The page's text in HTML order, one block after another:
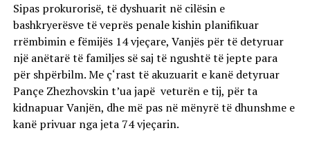
Sipas prokurorisë, të dyshuarit në cilësin e
bashkryerësve të veprës penale kishin planifikuar
rrëmbimin e fëmijës 14 vjeçare, Vanjës për të detyruar
një anëtarë të familjes së saj të ngushtë të jepte para
për shpërbilm. Me ç‘rast të akuzuarit e kanë detyruar
Pançe Zhezhovskin t’ua japë veturën e tij, për ta
kidnapuar Vanjën, dhe më pas në mënyrë të dhunshme e
kanë privuar nga jeta 74 vjeçarin.